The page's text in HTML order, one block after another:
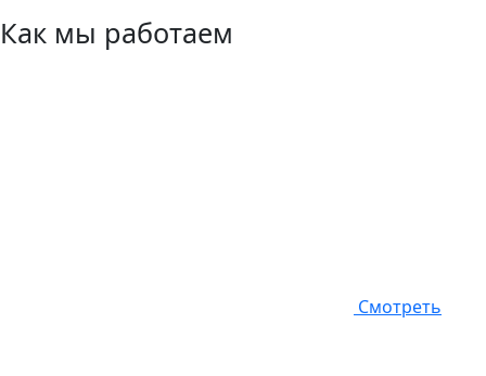
Как мы работаем
Смотреть